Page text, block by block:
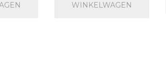
WINKELWAGEN